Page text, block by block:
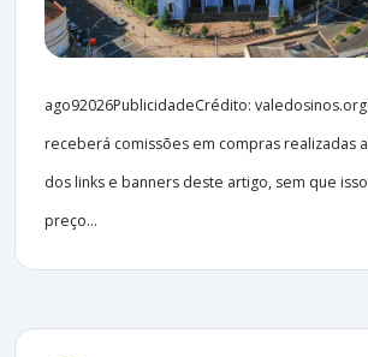
ago92026PublicidadeCrédito:
receberá comissões em compras realizadas
dos links e banners deste artigo, sem que
preço...